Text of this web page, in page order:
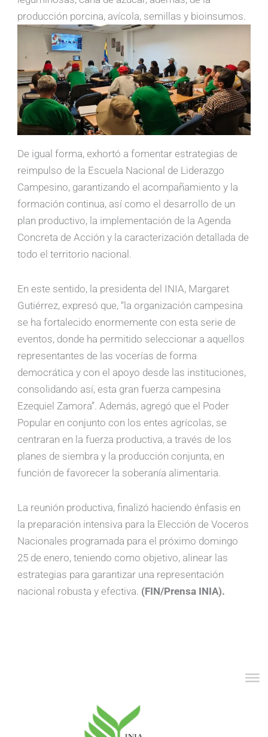
producción porcina, avícola, semillas y bioinsumos.
De igual forma, exhortó a fomentar estrategias de
reimpulso de la Escuela Nacional de Liderazgo
Campesino, garantizando el acompañamiento y la
formación continua, así como el desarrollo de un
plan productivo, la implementación de la Agenda
Concreta de Acción y la caracterización detallada de
todo el territorio nacional.
En este sentido, la presidenta del INIA, Margaret
Gutiérrez, expresó que, “la organización campesina
se ha fortalecido enormemente con esta serie de
eventos, donde ha permitido seleccionar a aquellos
representantes de las vocerías de forma
democrática y con el apoyo desde las instituciones,
consolidando así, esta gran fuerza campesina
Ezequiel Zamora”. Además, agregó que el Poder
Popular en conjunto con los entes agrícolas, se
centraran en la fuerza productiva, a través de los
planes de siembra y la producción conjunta, en
función de favorecer la soberanía alimentaria.
La reunión productiva, finalizó haciendo énfasis en
la preparación intensiva para la Elección de Voceros
Nacionales programada para el próximo domingo
25 de enero, teniendo como objetivo, alinear las
estrategias para garantizar una representación
nacional robusta y efectiva. (FIN/Prensa INIA).